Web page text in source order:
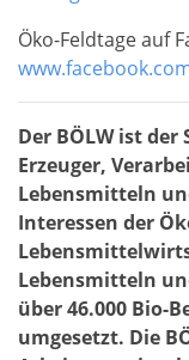
Öko-Feldtage auf
Der BÖLW ist
Erzeuger,
Lebensmitteln
Interessen der
Lebensmitteln
über 46.000 Bio-
umgesetzt. Die